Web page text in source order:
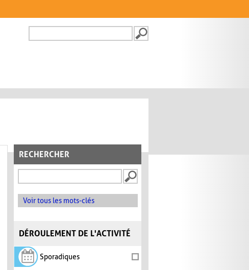
FORMULAIRE DE
RECHERCHER
Voir tous les mots-clés
DÉROULEMENT DE L'ACTIVITÉ
Sporadiques